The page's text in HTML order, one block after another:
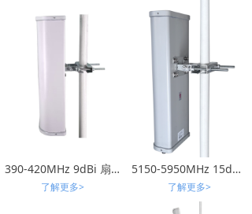
390-420MHz 9dBi 扇区天线
了解更多>
5150-5950MHz 15dBi 双极化扇区天线
了解更多>